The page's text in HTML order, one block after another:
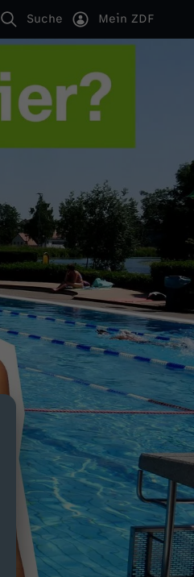
Suche Mein ZDF